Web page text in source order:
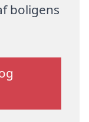
boligens